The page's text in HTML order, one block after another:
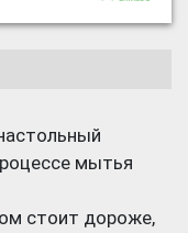
мытья
стоит дороже,